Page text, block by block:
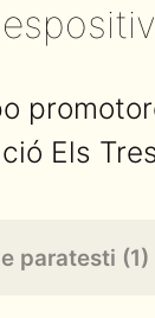
Els
paratesti (1)